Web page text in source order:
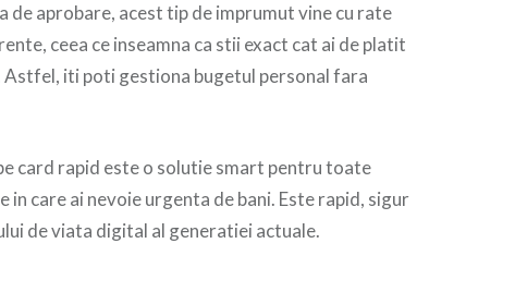
de aprobare, acest tip de imprumut vine cu rate
ceea ce inseamna ca stii exact cat ai de platit
Astfel, iti poti gestiona bugetul personal fara
card rapid este o solutie smart pentru toate
in care ai nevoie urgenta de bani. Este rapid, sigur
de viata digital al generatiei actuale.